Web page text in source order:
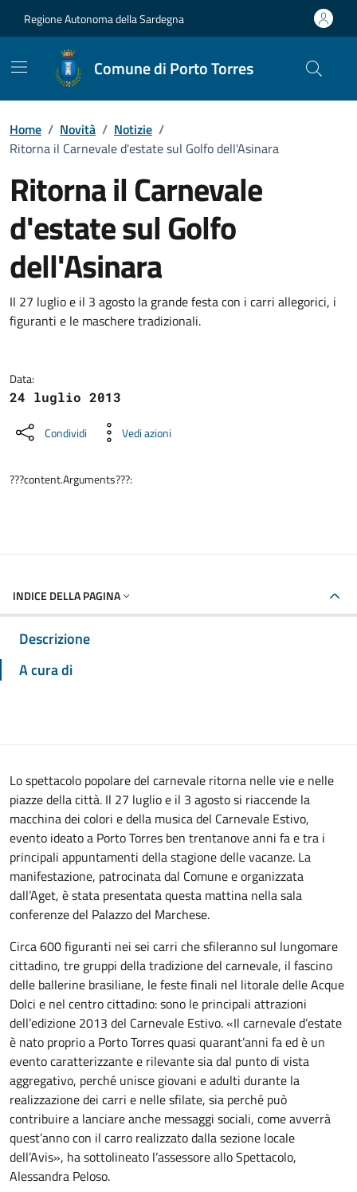
Regione Autonoma della Sardegna
Comune di Porto Torres
Home / Novità / Notizie /
Ritorna il Carnevale d'estate sul Golfo dell'Asinara
Ritorna il Carnevale
d'estate sul Golfo
dell'Asinara
Dettagli della notizia
Il 27 luglio e il 3 agosto la grande festa con i carri allegorici, i
figuranti e le maschere tradizionali.
Data:
24 luglio 2013
Condividi Vedi azioni
???content.Arguments???:
INDICE DELLA PAGINA
Descrizione
A cura di
Lo spettacolo popolare del carnevale ritorna nelle vie e nelle
piazze della città. Il 27 luglio e il 3 agosto si riaccende la
macchina dei colori e della musica del Carnevale Estivo,
evento ideato a Porto Torres ben trentanove anni fa e tra i
principali appuntamenti della stagione delle vacanze. La
manifestazione, patrocinata dal Comune e organizzata
dall’Aget, è stata presentata questa mattina nella sala
conferenze del Palazzo del Marchese.
Circa 600 figuranti nei sei carri che sfileranno sul lungomare
cittadino, tre gruppi della tradizione del carnevale, il fascino
delle ballerine brasiliane, le feste finali nel litorale delle Acque
Dolci e nel centro cittadino: sono le principali attrazioni
dell’edizione 2013 del Carnevale Estivo. «Il carnevale d’estate
è nato proprio a Porto Torres quasi quarant’anni fa ed è un
evento caratterizzante e rilevante sia dal punto di vista
aggregativo, perché unisce giovani e adulti durante la
realizzazione dei carri e nelle sfilate, sia perché può
contribuire a lanciare anche messaggi sociali, come avverrà
quest’anno con il carro realizzato dalla sezione locale
dell’Avis», ha sottolineato l’assessore allo Spettacolo,
Alessandra Peloso.